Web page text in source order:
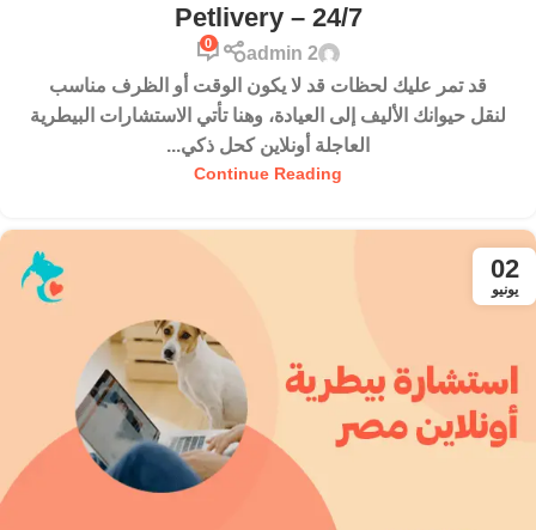
24/7 – Petlivery
admin 2
0
قد تمر عليك لحظات قد لا يكون الوقت أو الظرف مناسب
لنقل حيوانك الأليف إلى العيادة، وهنا تأتي الاستشارات البيطرية
العاجلة أونلاين كحل ذكي...
Continue Reading
02
يونيو